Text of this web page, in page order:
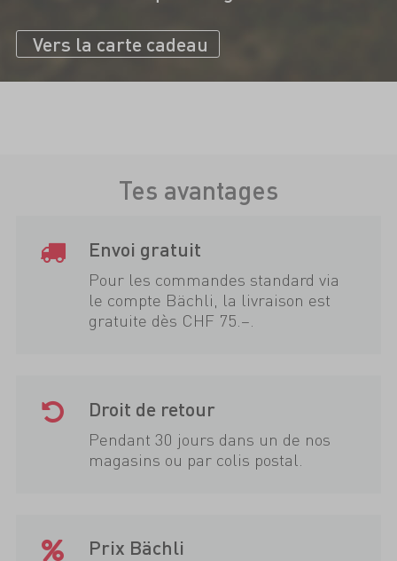
Vers la carte cadeau
Tes avantages
Envoi gratuit
Pour les commandes standard via
le compte Bächli, la livraison est
gratuite dès CHF 75.–.
Droit de retour
Pendant 30 jours dans un de nos
magasins ou par colis postal.
Prix Bächli